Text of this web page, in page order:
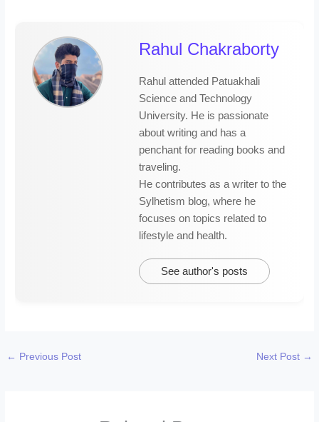
Rahul Chakraborty
Rahul attended Patuakhali
Science and Technology
University. He is passionate
about writing and has a
penchant for reading books and
traveling.
He contributes as a writer to the
Sylhetism blog, where he
focuses on topics related to
lifestyle and health.
See author's posts
← Previous Post Next Post →